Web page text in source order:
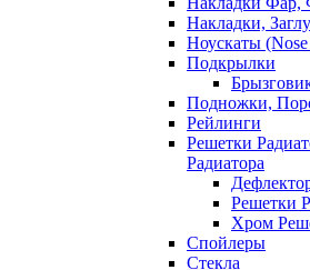
Накладки,
Ноускаты
Подкрылки
Подножки,
Рейлинги
Решетки
Радиатора
Решетки
Хром
Спойлеры
Стекла